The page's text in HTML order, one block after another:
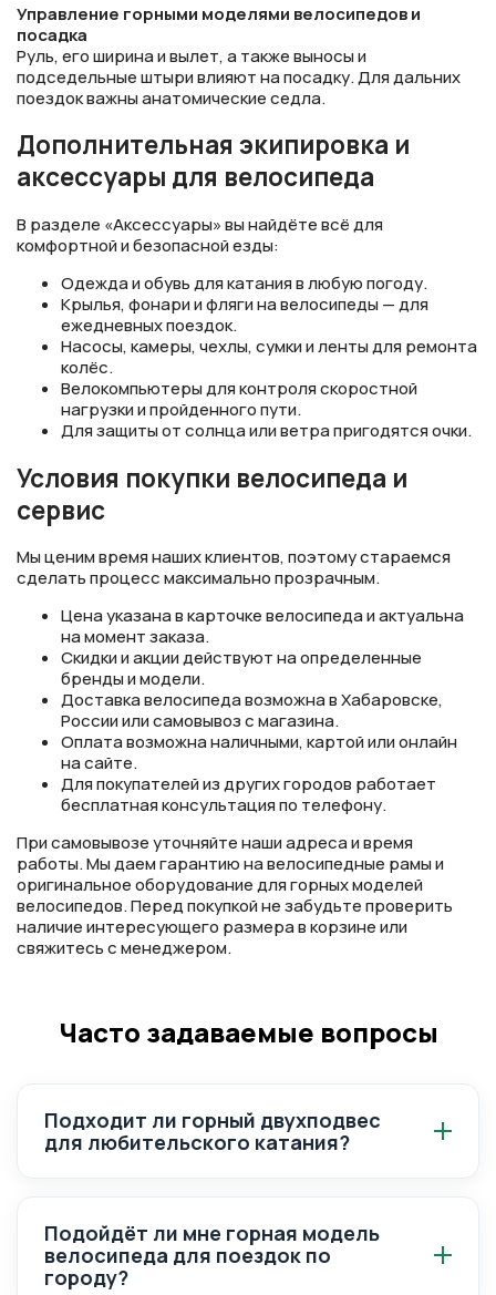
Управление горными моделями велосипедов и
посадка
Руль, его ширина и вылет, а также выносы и
подседельные штыри влияют на посадку. Для дальних
поездок важны анатомические седла.
Дополнительная экипировка и
аксессуары для велосипеда
В разделе «Аксессуары» вы найдёте всё для
комфортной и безопасной езды:
Одежда и обувь для катания в любую погоду.
Крылья, фонари и фляги на велосипеды — для
ежедневных поездок.
Насосы, камеры, чехлы, сумки и ленты для ремонта
колёс.
Велокомпьютеры для контроля скоростной
нагрузки и пройденного пути.
Для защиты от солнца или ветра пригодятся очки.
Условия покупки велосипеда и
сервис
Мы ценим время наших клиентов, поэтому стараемся
сделать процесс максимально прозрачным.
Цена указана в карточке велосипеда и актуальна
на момент заказа.
Скидки и акции действуют на определенные
бренды и модели.
Доставка велосипеда возможна в Хабаровске,
России или самовывоз с магазина.
Оплата возможна наличными, картой или онлайн
на сайте.
Для покупателей из других городов работает
бесплатная консультация по телефону.
При самовывозе уточняйте наши адреса и время
работы. Мы даем гарантию на велосипедные рамы и
оригинальное оборудование для горных моделей
велосипедов. Перед покупкой не забудьте проверить
наличие интересующего размера в корзине или
свяжитесь с менеджером.
Часто задаваемые вопросы
Подходит ли горный двухподвес
для любительского катания?
сложных каменистых участках, но стоит
дороже.
Подойдёт ли мне горная модель
велосипеда для поездок по
городу?